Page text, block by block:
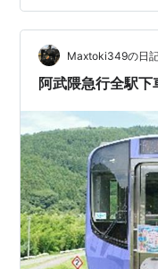
たので、持参のパン
希望の森公園前駅に
す。 駅名標を。平仮
に長い駅名です。尚
Maxtoki349の日
阿武隈急行全駅下